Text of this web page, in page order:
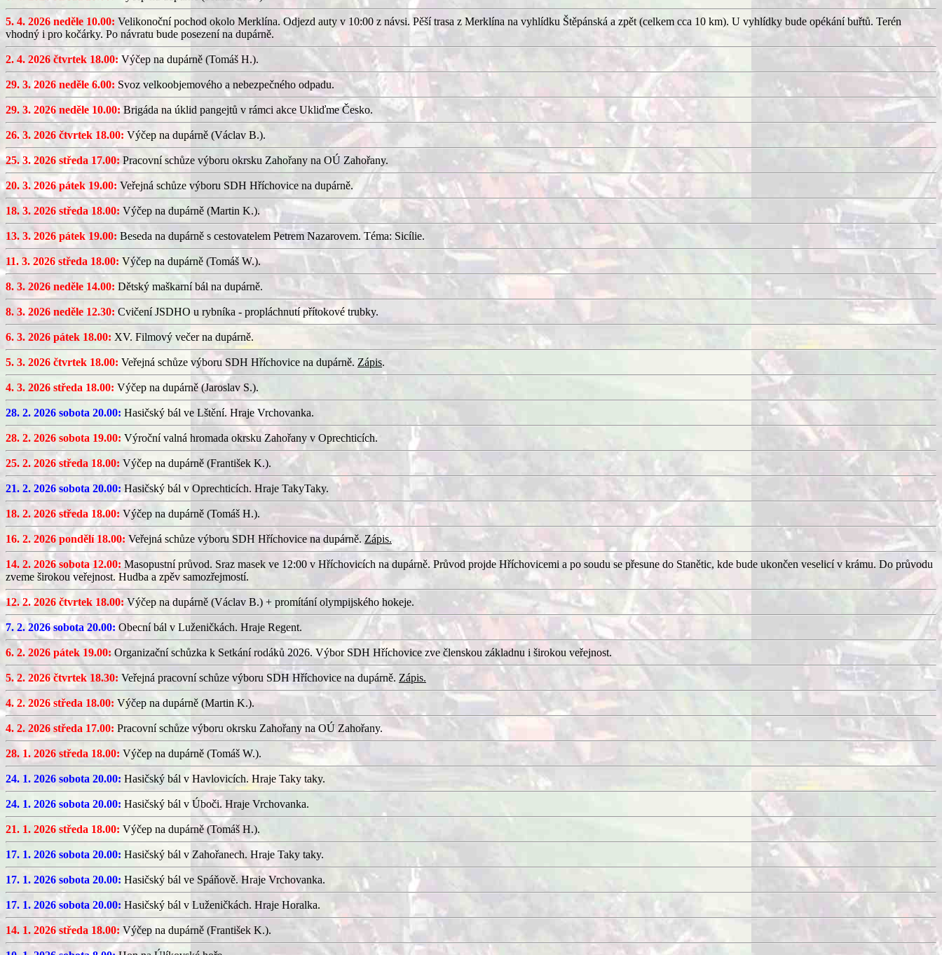
5. 4. 2026 neděle 10.00: Velikonoční pochod okolo Merklína. Odjezd auty v 10:00 z návsi. Pěší trasa z Merklína na vyhlídku Štěpánská a zpět (celkem cca 10 km). U vyhlídky bude opékání buřtů. Terén
vhodný i pro kočárky. Po návratu bude posezení na dupárně.
2. 4. 2026 čtvrtek 18.00: Výčep na dupárně (Tomáš H.).
29. 3. 2026 neděle 6.00: Svoz velkoobjemového a nebezpečného odpadu.
29. 3. 2026 neděle 10.00: Brigáda na úklid pangejtů v rámci akce Ukliďme Česko.
26. 3. 2026 čtvrtek 18.00: Výčep na dupárně (Václav B.).
25. 3. 2026 středa 17.00: Pracovní schůze výboru okrsku Zahořany na OÚ Zahořany.
20. 3. 2026 pátek 19.00: Veřejná schůze výboru SDH Hříchovice na dupárně.
18. 3. 2026 středa 18.00: Výčep na dupárně (Martin K.).
13. 3. 2026 pátek 19.00: Beseda na dupárně s cestovatelem Petrem Nazarovem. Téma: Sicílie.
11. 3. 2026 středa 18.00: Výčep na dupárně (Tomáš W.).
8. 3. 2026 neděle 14.00: Dětský maškarní bál na dupárně.
8. 3. 2026 neděle 12.30: Cvičení JSDHO u rybníka - propláchnutí přítokové trubky.
6. 3. 2026 pátek 18.00: XV. Filmový večer na dupárně.
5. 3. 2026 čtvrtek 18.00: Veřejná schůze výboru SDH Hříchovice na dupárně. Zápis.
4. 3. 2026 středa 18.00: Výčep na dupárně (Jaroslav S.).
28. 2. 2026 sobota 20.00: Hasičský bál ve Lštění. Hraje Vrchovanka.
28. 2. 2026 sobota 19.00: Výroční valná hromada okrsku Zahořany v Oprechticích.
25. 2. 2026 středa 18.00: Výčep na dupárně (František K.).
21. 2. 2026 sobota 20.00: Hasičský bál v Oprechticích. Hraje TakyTaky.
18. 2. 2026 středa 18.00: Výčep na dupárně (Tomáš H.).
16. 2. 2026 pondělí 18.00: Veřejná schůze výboru SDH Hříchovice na dupárně. Zápis.
14. 2. 2026 sobota 12.00: Masopustní průvod. Sraz masek ve 12:00 v Hříchovicích na dupárně. Průvod projde Hříchovicemi a po soudu se přesune do Stanětic, kde bude ukončen veselicí v krámu. Do průvodu
zveme širokou veřejnost. Hudba a zpěv samozřejmostí.
12. 2. 2026 čtvrtek 18.00: Výčep na dupárně (Václav B.) + promítání olympijského hokeje.
7. 2. 2026 sobota 20.00: Obecní bál v Luženičkách. Hraje Regent.
6. 2. 2026 pátek 19.00:Organizační schůzka k Setkání rodáků 2026. Výbor SDH Hříchovice zve členskou základnu i širokou veřejnost.
5. 2. 2026 čtvrtek 18.30: Veřejná pracovní schůze výboru SDH Hříchovice na dupárně. Zápis.
4. 2. 2026 středa 18.00: Výčep na dupárně (Martin K.).
4. 2. 2026 středa 17.00: Pracovní schůze výboru okrsku Zahořany na OÚ Zahořany.
28. 1. 2026 středa 18.00: Výčep na dupárně (Tomáš W.).
24. 1. 2026 sobota 20.00: Hasičský bál v Havlovicích. Hraje Taky taky.
24. 1. 2026 sobota 20.00: Hasičský bál v Úboči. Hraje Vrchovanka.
21. 1. 2026 středa 18.00: Výčep na dupárně (Tomáš H.).
17. 1. 2026 sobota 20.00: Hasičský bál v Zahořanech. Hraje Taky taky.
17. 1. 2026 sobota 20.00: Hasičský bál ve Spáňově. Hraje Vrchovanka.
17. 1. 2026 sobota 20.00: Hasičský bál v Luženičkách. Hraje Horalka.
14. 1. 2026 středa 18.00: Výčep na dupárně (František K.).